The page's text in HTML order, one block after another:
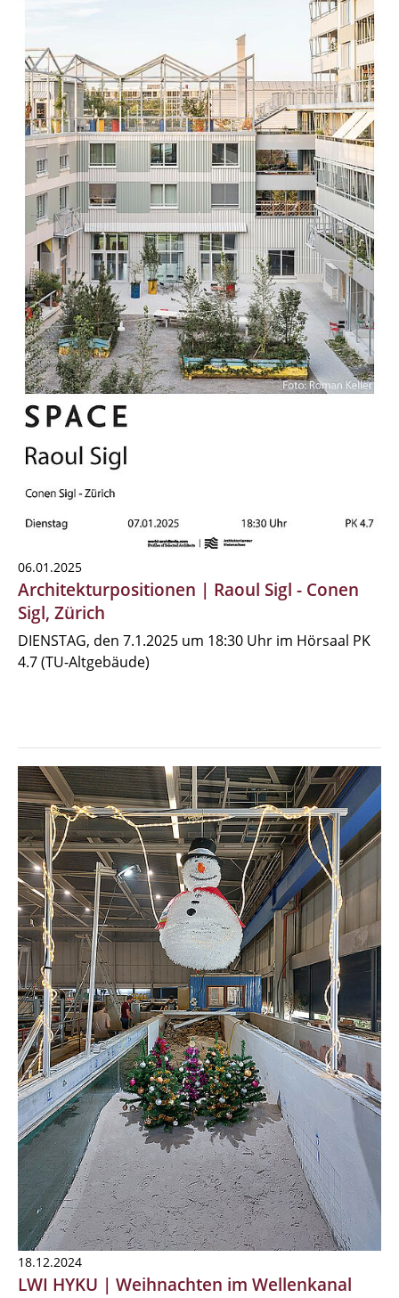
06.01.2025
Architekturpositionen | Raoul Sigl - Conen
Sigl, Zürich
DIENSTAG, den 7.1.2025 um 18:30 Uhr im Hörsaal PK
4.7 (TU-Altgebäude)
18.12.2024
LWI HYKU | Weihnachten im Wellenkanal